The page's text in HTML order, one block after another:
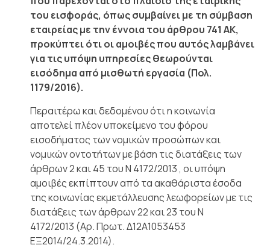
του εισφοράς, όπως συμβαίνει με τη σύμβαση
εταιρείας με την έννοια του άρθρου 741 ΑΚ,
προκύπτει ότι οι αμοιβές που αυτός λαμβάνει
για τις υπόψη υπηρεσίες θεωρούνται
εισόδημα από μισθωτή εργασία (Πολ.
1179/2016).
Περαιτέρω και δεδομένου ότι η κοινωνία
αποτελεί πλέον υποκείμενο του φόρου
εισοδήματος των νομικών προσώπων και
νομικών οντοτήτων με βάση τις διατάξεις των
άρθρων 2 και 45 του Ν 4172/2013 , οι υπόψη
αμοιβές εκπίπτουν από τα ακαθάριστα έσοδα
της κοινωνίας εκμετάλλευσης λεωφορείων με τις
διατάξεις των άρθρων 22 και 23 του Ν
4172/2013 (Αρ. Πρωτ. Δ12Α1053453
ΕΞ2014/24.3.2014).